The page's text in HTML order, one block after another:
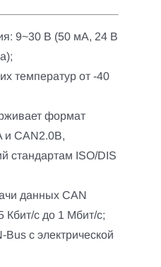
9~30 В (50 мА, 24 В
температур от -40
формат
и CAN2.0B,
стандартам ISO/DIS
данных CAN
Кбит/с до 1 Мбит/с;
с электрической